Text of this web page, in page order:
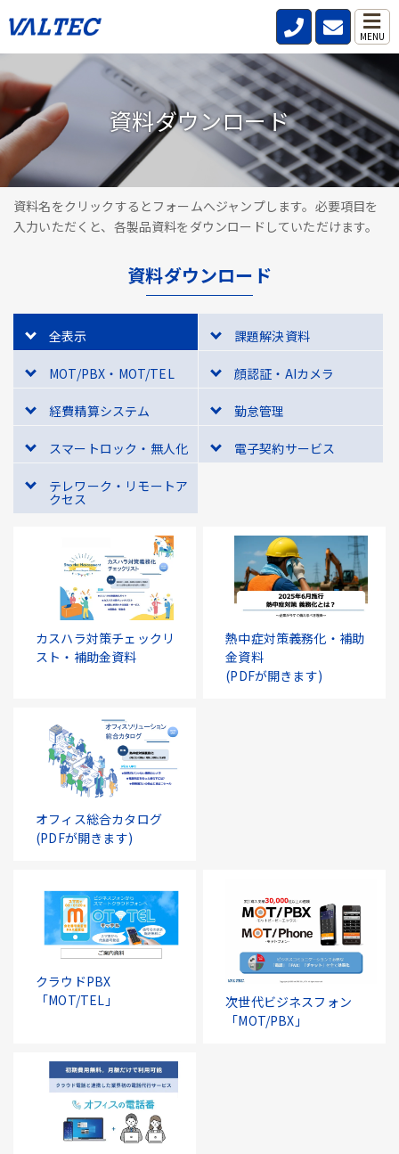
MENU
資料ダウンロード
資料名をクリックするとフォームへジャンプします。必要項目を
入力いただくと、各製品資料をダウンロードしていただけます。
資料ダウンロード
全表示 課題解決資料
MOT/PBX・MOT/TEL 顔認証・AIカメラ
経費精算システム 勤怠管理
スマートロック・無人化 電子契約サービス
テレワーク・リモートア
クセス
カスハラ対策チェックリ
スト・補助金資料
熱中症対策義務化・補助
金資料
(PDFが開きます)
オフィス総合カタログ
(PDFが開きます)
クラウドPBX
「MOT/TEL」
次世代ビジネスフォン
「MOT/PBX」